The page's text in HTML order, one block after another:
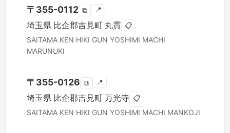
〒 355-0112 ⧉ 📍
埼玉県 比企郡吉見町 丸貫 📋
SAITAMA KEN HIKI GUN YOSHIMI MACHI
MARUNUKI
〒 355-0126 ⧉ 📍
埼玉県 比企郡吉見町 万光寺 📋
SAITAMA KEN HIKI GUN YOSHIMI MACHI MANKOJI